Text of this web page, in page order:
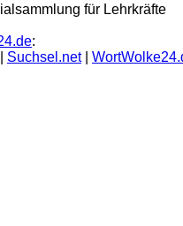
für Lehrkräfte
:
Suchsel.net|